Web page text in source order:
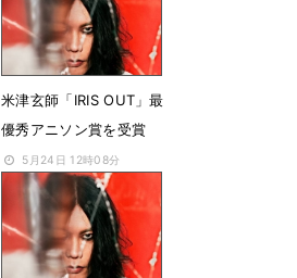
6月12日 06時00分
米津玄師「IRIS OUT」最
優秀アニソン賞を受賞
5月24日 12時08分